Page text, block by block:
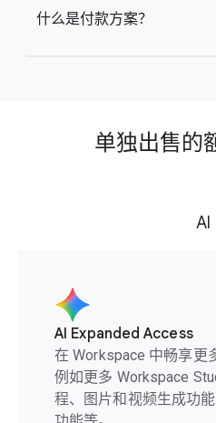
什么是付款方案？
单独出售的
AI
AI Expanded Access
在 Workspace 中畅享更
例如更多 Workspace
程、图片和视频生成功